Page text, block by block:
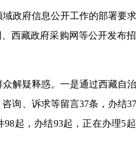
政府信息公开工作的部署要
西藏政府采购网等公开发布
解疑释惑。一是通过西藏自
询、诉求等留言37条，办结
起，办结93起，正在办理5